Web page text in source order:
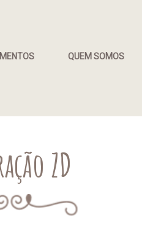
QUEM SOMOS
ZD